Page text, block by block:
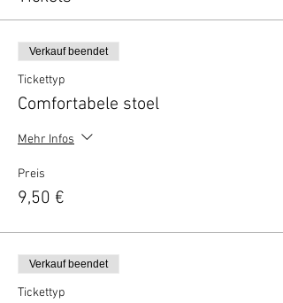
Verkauf beendet
Tickettyp
Comfortabele stoel
Mehr Infos
Preis
9,50 €
Verkauf beendet
Tickettyp